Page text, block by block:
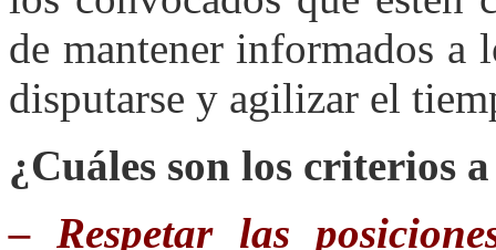
de mantener informados a
disputarse y agilizar el
¿Cuáles son los criterios
– Respetar las